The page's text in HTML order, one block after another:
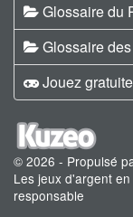
Glossaire du
Glossaire
Jouez
© 2026 - Propulsé
Les jeux d'argent
responsable